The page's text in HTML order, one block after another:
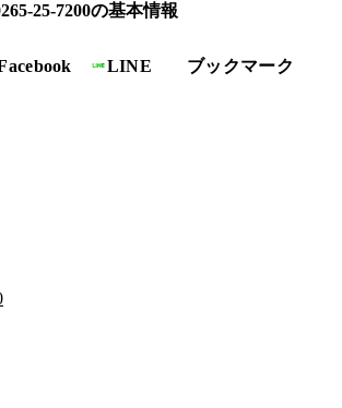
25-7200の基本情報
LINE
ブックマーク